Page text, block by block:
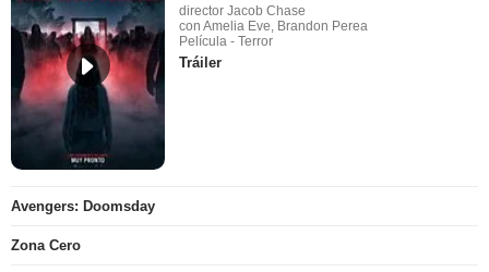
director Jacob Chase
con Amelia Eve, Brandon Perea
Película - Terror
Tráiler
Avengers: Doomsday
Zona Cero